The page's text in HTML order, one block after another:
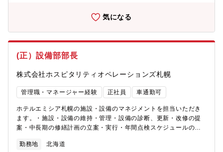
気になる
(正）設備部部長
株式会社ホスピタリティオペレーションズ札幌
管理職・マネージャー経験 正社員 車通勤可
ホテルエミシア札幌の施設・設備のマネジメントを担当いただき
ます。・施設・設備の維持・管理・設備の診断、更新・改修の提
案・中長期の修繕計画の立案・実行・年間点検スケジュールの策
的届出書類の作成・提出・年間予算作成・直雇用社員、委託会社
勤務地 北海道